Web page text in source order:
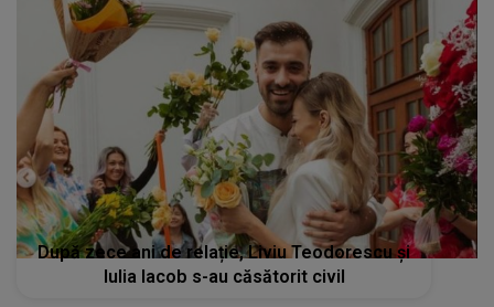
După zece ani de relație, Liviu Teodorescu și
Iulia Iacob s-au căsătorit civil